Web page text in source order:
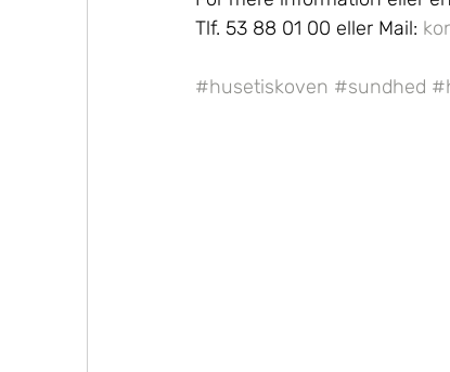
Tlf. 53 88 01 00 eller Mail:
#husetiskoven #sundhed